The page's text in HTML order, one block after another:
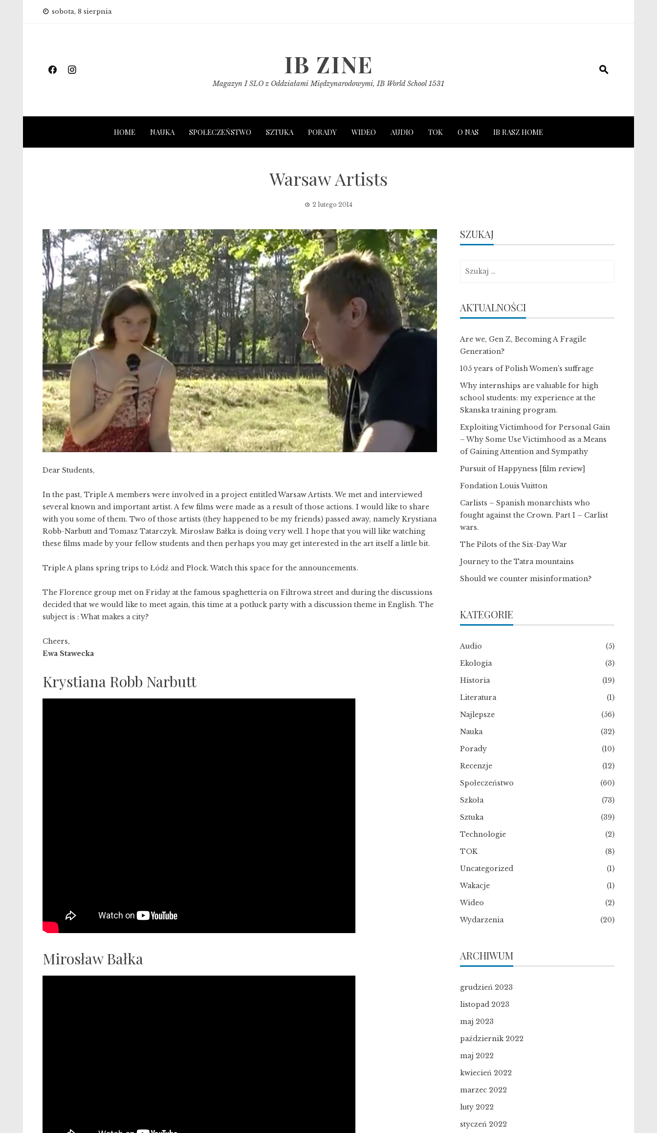
sobota, 8 sierpnia
IB ZINE
Magazyn I SLO z Oddziałami Międzynarodowymi, IB World School 1531
HOME NAUKA SPOŁECZEŃSTWO SZTUKA PORADY WIDEO AUDIO TOK O NAS IB RASZ HOME
Warsaw Artists
2 lutego 2014
Dear Students,
In the past, Triple A members were involved in a project entitled Warsaw Artists. We met and interviewed
several known and important artist. A few films were made as a result of those actions. I would like to share
with you some of them. Two of those artists (they happened to be my friends) passed away, namely Krystiana
Robb-Narbutt and Tomasz Tatarczyk. Mirosław Bałka is doing very well. I hope that you will like watching
these films made by your fellow students and then perhaps you may get interested in the art itself a little bit.
Triple A plans spring trips to Łódź and Płock. Watch this space for the announcements.
The Florence group met on Friday at the famous spaghetteria on Filtrowa street and during the discussions
decided that we would like to meet again, this time at a potluck party with a discussion theme in English. The
subject is : What makes a city?
Cheers,
Ewa Stawecka
Krystiana Robb Narbutt
Mirosław Bałka
SZUKAJ
AKTUALNOŚCI
Are we, Gen Z, Becoming A Fragile
Generation?
105 years of Polish Women’s suffrage
Why internships are valuable for high
school students: my experience at the
Skanska training program.
Exploiting Victimhood for Personal Gain
– Why Some Use Victimhood as a Means
of Gaining Attention and Sympathy
Pursuit of Happyness [film review]
Fondation Louis Vuitton
Carlists – Spanish monarchists who
fought against the Crown. Part I – Carlist
wars.
The Pilots of the Six-Day War
Journey to the Tatra mountains
Should we counter misinformation?
KATEGORIE
Audio
(5)
Ekologia
(3)
Historia
(19)
Literatura
(1)
Najlepsze
(56)
Nauka
(32)
Porady
(10)
Recenzje
(12)
Społeczeństwo
(60)
Szkoła
(73)
Sztuka
(39)
Technologie
(2)
TOK
(8)
Uncategorized
(1)
Wakacje
(1)
Wideo
(2)
Wydarzenia
(20)
ARCHIWUM
grudzień 2023
listopad 2023
maj 2023
październik 2022
maj 2022
kwiecień 2022
marzec 2022
luty 2022
styczeń 2022